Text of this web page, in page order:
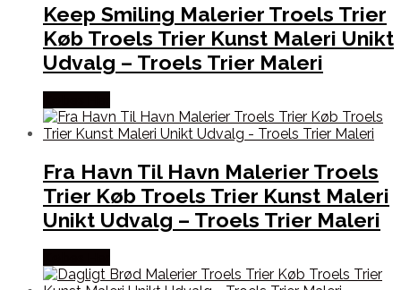
Keep Smiling Malerier Troels Trier
Køb Troels Trier Kunst Maleri Unikt
Udvalg – Troels Trier Maleri
Fra Havn Til Havn Malerier Troels
Trier Køb Troels Trier Kunst Maleri
Unikt Udvalg – Troels Trier Maleri